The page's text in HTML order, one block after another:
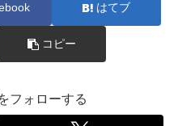
はてブ
コピー
フォローする